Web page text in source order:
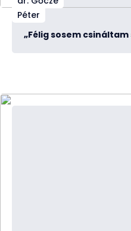
Péter
„Félig sosem